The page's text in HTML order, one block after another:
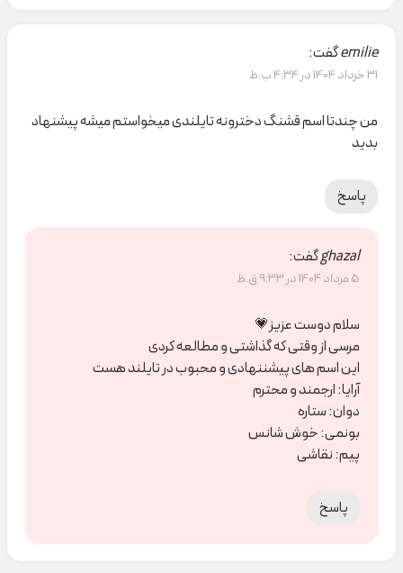
emilieگفت:
31 خرداد 1404 در 4:34 ب.ظ
من چندتا اسم قشنگ دخترونه تایلندی میخواستم میشه پیشنهاد
بدید
پاسخ
ghazalگفت:
5 مرداد 1404 در 9:33 ق.ظ
سلام دوست عزیز💗
مرسی از وقتی که گذاشتی و مطالعه کردی
این اسم های پیشننهادی و محبوب در تایلند هست
آرایا: ارجمند و محترم
دوان: ستاره
بونمی: خوش شانس
پیم: نقاشی
پاسخ